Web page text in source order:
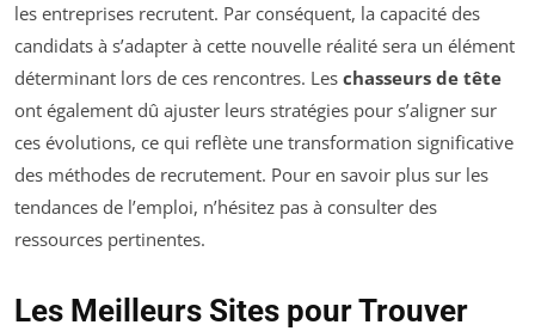
les entreprises recrutent. Par conséquent, la capacité des
candidats à s’adapter à cette nouvelle réalité sera un élément
déterminant lors de ces rencontres. Les chasseurs de tête
ont également dû ajuster leurs stratégies pour s’aligner sur
ces évolutions, ce qui reflète une transformation significative
des méthodes de recrutement. Pour en savoir plus sur les
tendances de l’emploi, n’hésitez pas à consulter des
ressources pertinentes.
Les Meilleurs Sites pour Trouver